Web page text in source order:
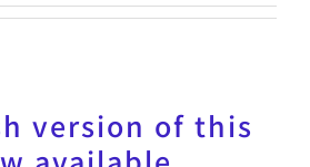
version of this